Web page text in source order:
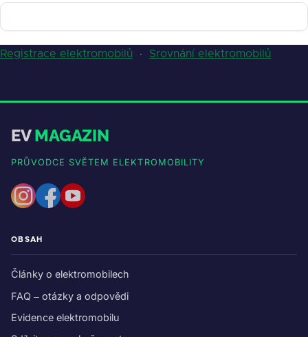
Registrace elektromobilů · Srovnání elektromobilů
EVMAGAZIN
PRŮVODCE SVĚTEM ELEKTROMOBILITY
OBSAH
Články o elektromobilech
FAQ – otázky a odpovědi
Evidence elektromobilu